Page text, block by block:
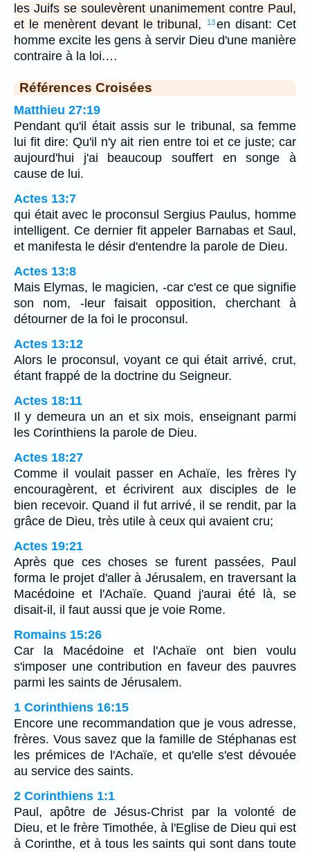
les Juifs se soulevèrent unanimement contre Paul,
et le menèrent devant le tribunal,
13en disant: Cet
homme excite les gens à servir Dieu d'une manière
contraire à la loi.…
Références Croisées
Matthieu 27:19
Pendant qu'il était assis sur le tribunal, sa femme
lui fit dire: Qu'il n'y ait rien entre toi et ce juste; car
aujourd'hui j'ai beaucoup souffert en songe à
cause de lui.
Actes 13:7
qui était avec le proconsul Sergius Paulus, homme
intelligent. Ce dernier fit appeler Barnabas et Saul,
et manifesta le désir d'entendre la parole de Dieu.
Actes 13:8
Mais Elymas, le magicien, -car c'est ce que signifie
son nom, -leur faisait opposition, cherchant à
détourner de la foi le proconsul.
Actes 13:12
Alors le proconsul, voyant ce qui était arrivé, crut,
étant frappé de la doctrine du Seigneur.
Actes 18:11
Il y demeura un an et six mois, enseignant parmi
les Corinthiens la parole de Dieu.
Actes 18:27
Comme il voulait passer en Achaïe, les frères l'y
encouragèrent, et écrivirent aux disciples de le
bien recevoir. Quand il fut arrivé, il se rendit, par la
grâce de Dieu, très utile à ceux qui avaient cru;
Actes 19:21
Après que ces choses se furent passées, Paul
forma le projet d'aller à Jérusalem, en traversant la
Macédoine et l'Achaïe. Quand j'aurai été là, se
disait-il, il faut aussi que je voie Rome.
Romains 15:26
Car la Macédoine et l'Achaïe ont bien voulu
s'imposer une contribution en faveur des pauvres
parmi les saints de Jérusalem.
1 Corinthiens 16:15
Encore une recommandation que je vous adresse,
frères. Vous savez que la famille de Stéphanas est
les prémices de l'Achaïe, et qu'elle s'est dévouée
au service des saints.
2 Corinthiens 1:1
Paul, apôtre de Jésus-Christ par la volonté de
Dieu, et le frère Timothée, à l'Eglise de Dieu qui est
à Corinthe, et à tous les saints qui sont dans toute